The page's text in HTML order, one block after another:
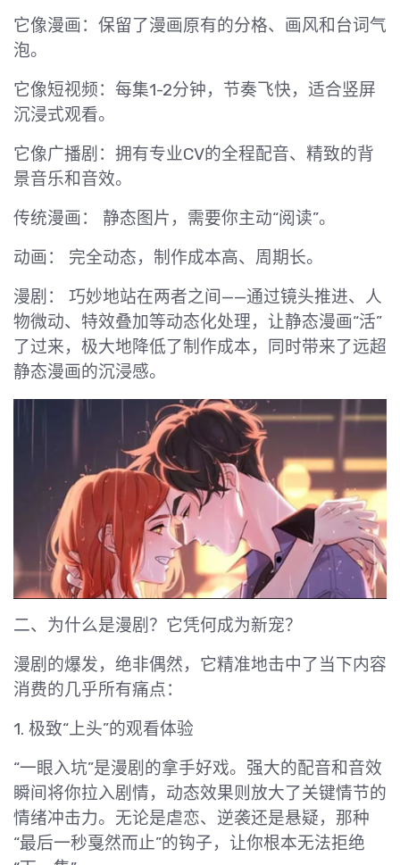
它像漫画：保留了漫画原有的分格、画风和台词气
泡。
它像短视频：每集1-2分钟，节奏飞快，适合竖屏
沉浸式观看。
它像广播剧：拥有专业CV的全程配音、精致的背
景音乐和音效。
传统漫画： 静态图片，需要你主动“阅读”。
动画： 完全动态，制作成本高、周期长。
漫剧： 巧妙地站在两者之间——通过镜头推进、人
物微动、特效叠加等动态化处理，让静态漫画“活”
了过来，极大地降低了制作成本，同时带来了远超
静态漫画的沉浸感。
二、为什么是漫剧？它凭何成为新宠？
漫剧的爆发，绝非偶然，它精准地击中了当下内容
消费的几乎所有痛点：
1. 极致“上头”的观看体验
“一眼入坑”是漫剧的拿手好戏。强大的配音和音效
瞬间将你拉入剧情，动态效果则放大了关键情节的
情绪冲击力。无论是虐恋、逆袭还是悬疑，那种
“最后一秒戛然而止”的钩子，让你根本无法拒绝